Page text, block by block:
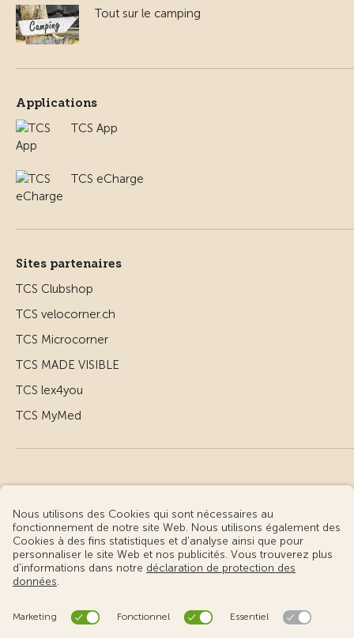
Tout sur le camping
Applications
TCS App
TCS eCharge
Sites partenaires
TCS Clubshop
TCS velocorner.ch
TCS Microcorner
TCS MADE VISIBLE
TCS lex4you
TCS MyMed
Conditions d’utilisation – informations juridiques